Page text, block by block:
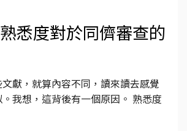
悉度對於同儕審查的
獻，就算內容不同，讀來讀去感覺
我想，這背後有一個原因。 熟悉度